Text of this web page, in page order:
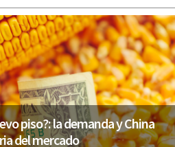
piso?: la demanda y China
del mercado